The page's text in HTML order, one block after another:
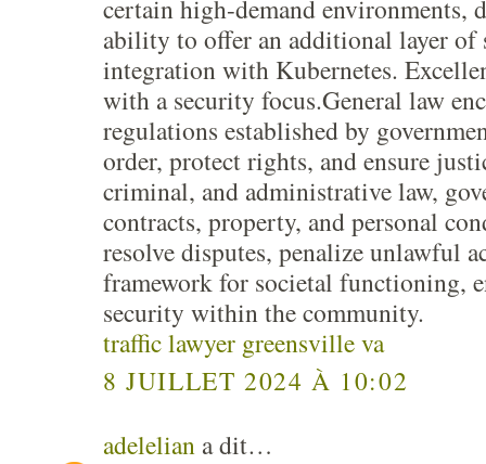
certain high-demand environments,
ability to offer an additional layer of
integration with Kubernetes.
with a security focus.General law
regulations established by
order, protect rights, and ensure
criminal, and administrative law,
contracts, property, and personal
resolve disputes, penalize unlawful
framework for societal functioning,
security within the community.
traffic lawyer greensville va
8 JUILLET 2024 À 10:02
adelelian a dit…